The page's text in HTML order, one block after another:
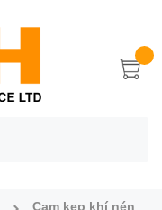
Cam kẹp khí nén